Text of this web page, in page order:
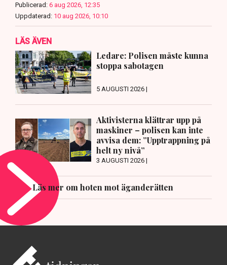
Publicerad: 6 aug 2026, 12:35
Uppdaterad: 10 aug 2026, 10:10
LÄS ÄVEN
Ledare: Polisen måste kunna
stoppa sabotagen
5 AUGUSTI 2026 |
Aktivisterna klättrar upp på
maskiner – polisen kan inte
avvisa dem: ”Upptrappning på
helt ny nivå”
3 AUGUSTI 2026 |
Läs mer om hoten mot äganderätten